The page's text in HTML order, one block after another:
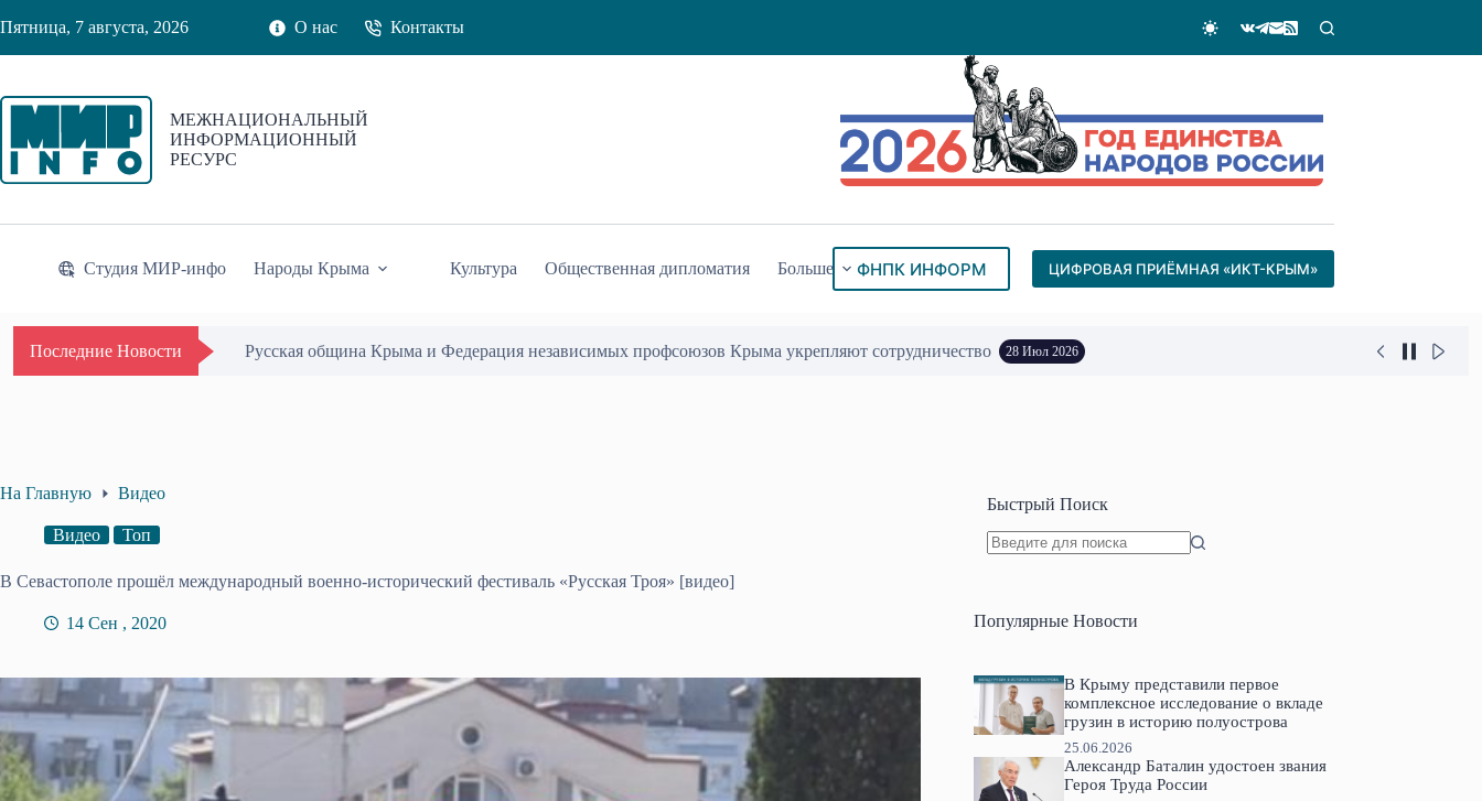
к
Пятница, 7 августа, 2026 О нас Контакты
МЕЖНАЦИОНАЛЬНЫЙ
ИНФОРМАЦИОННЫЙ
РЕСУРС
Студия МИР-инфо Народы Крыма Культура Общественная дипломатия Больше ФНПК ИНФОРМ ЦИФРОВАЯ ПРИЁМНАЯ «ИКТ-КРЫМ»
Последние Новости Русская община Крыма и Федерация независимых профсоюзов Крыма укрепляют сотрудничество 28 Июл 2026
На Главную Видео
Видео Топ
В Севастополе прошёл международный военно-исторический фестиваль «Русская Троя» [видео]
14 Сен , 2020
Быстрый Поиск
Популярные Новости
В Крыму представили первое
комплексное исследование о вкладе
грузин в историю полуострова
25.06.2026
Александр Баталин удостоен звания
Героя Труда России